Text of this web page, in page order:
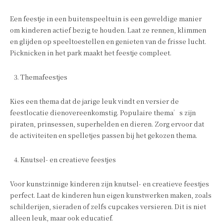
Een feestje in een buitenspeeltuin is een geweldige manier
om kinderen actief bezig te houden. Laat ze rennen, klimmen
en glijden op speeltoestellen en genieten van de frisse lucht.
Picknicken in het park maakt het feestje compleet.
Themafeestjes
Kies een thema dat de jarige leuk vindt en versier de
feestlocatie dienovereenkomstig. Populaire thema’s zijn
piraten, prinsessen, superhelden en dieren. Zorg ervoor dat
de activiteiten en spelletjes passen bij het gekozen thema.
Knutsel- en creatieve feestjes
Voor kunstzinnige kinderen zijn knutsel- en creatieve feestjes
perfect. Laat de kinderen hun eigen kunstwerken maken, zoals
schilderijen, sieraden of zelfs cupcakes versieren. Dit is niet
alleen leuk, maar ook educatief.